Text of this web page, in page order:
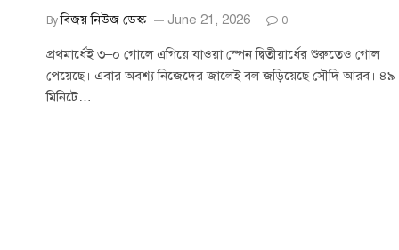
By বিজয় নিউজ ডেস্ক June 21, 2026 0
প্রথমার্ধেই ৩–০ গোলে এগিয়ে যাওয়া স্পেন দ্বিতীয়ার্ধের শুরুতেও গোল
পেয়েছে। এবার অবশ্য নিজেদের জালেই বল জড়িয়েছে সৌদি আরব। ৪৯
মিনিটে…